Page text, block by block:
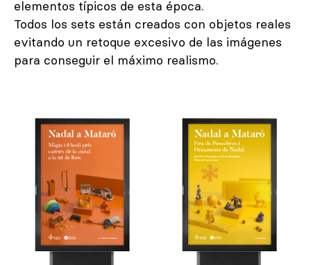
elementos típicos de esta época.
Todos los sets están creados con objetos reales
evitando un retoque excesivo de las imágenes
para conseguir el máximo realismo.